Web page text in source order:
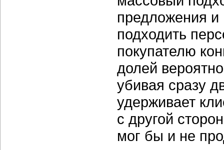
предложения
подходить
покупателю
долей
убивая сразу
удерживает
с другой
мог бы и не